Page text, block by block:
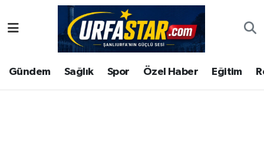
Gündem Sağlık Spor Özel Haber Eğitim
ASAYİS
ÇEVRE
Şanlıurfa Nöbetçi Eczaneler
Şanlıurfa Hava Durumu